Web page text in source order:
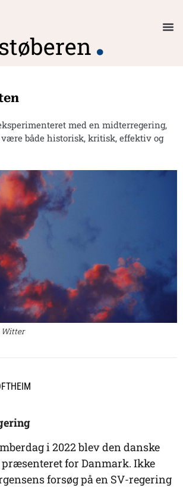
.
med en midterregering,
både historisk, kritisk, effektiv og
Witter
i 2022 blev den danske
for Danmark. Ikke
forsøg på en SV-regering